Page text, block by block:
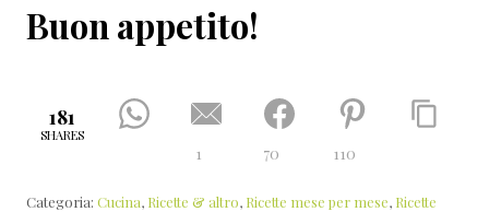
Buon appetito!
181
SHARES
1 70 110
Categoria: Cucina, Ricette & altro, Ricette mese per mese, Ricette